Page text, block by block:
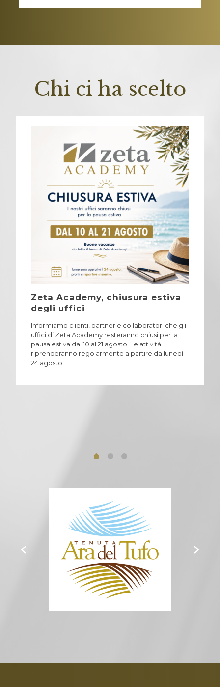
Chi ci ha scelto
Zeta Academy, chiusura estiva
degli uffici
Informiamo clienti, partner e collaboratori che gli
uffici di Zeta Academy resteranno chiusi per la
pausa estiva dal 10 al 21 agosto. Le attività
riprenderanno regolarmente a partire da lunedì
24 agosto